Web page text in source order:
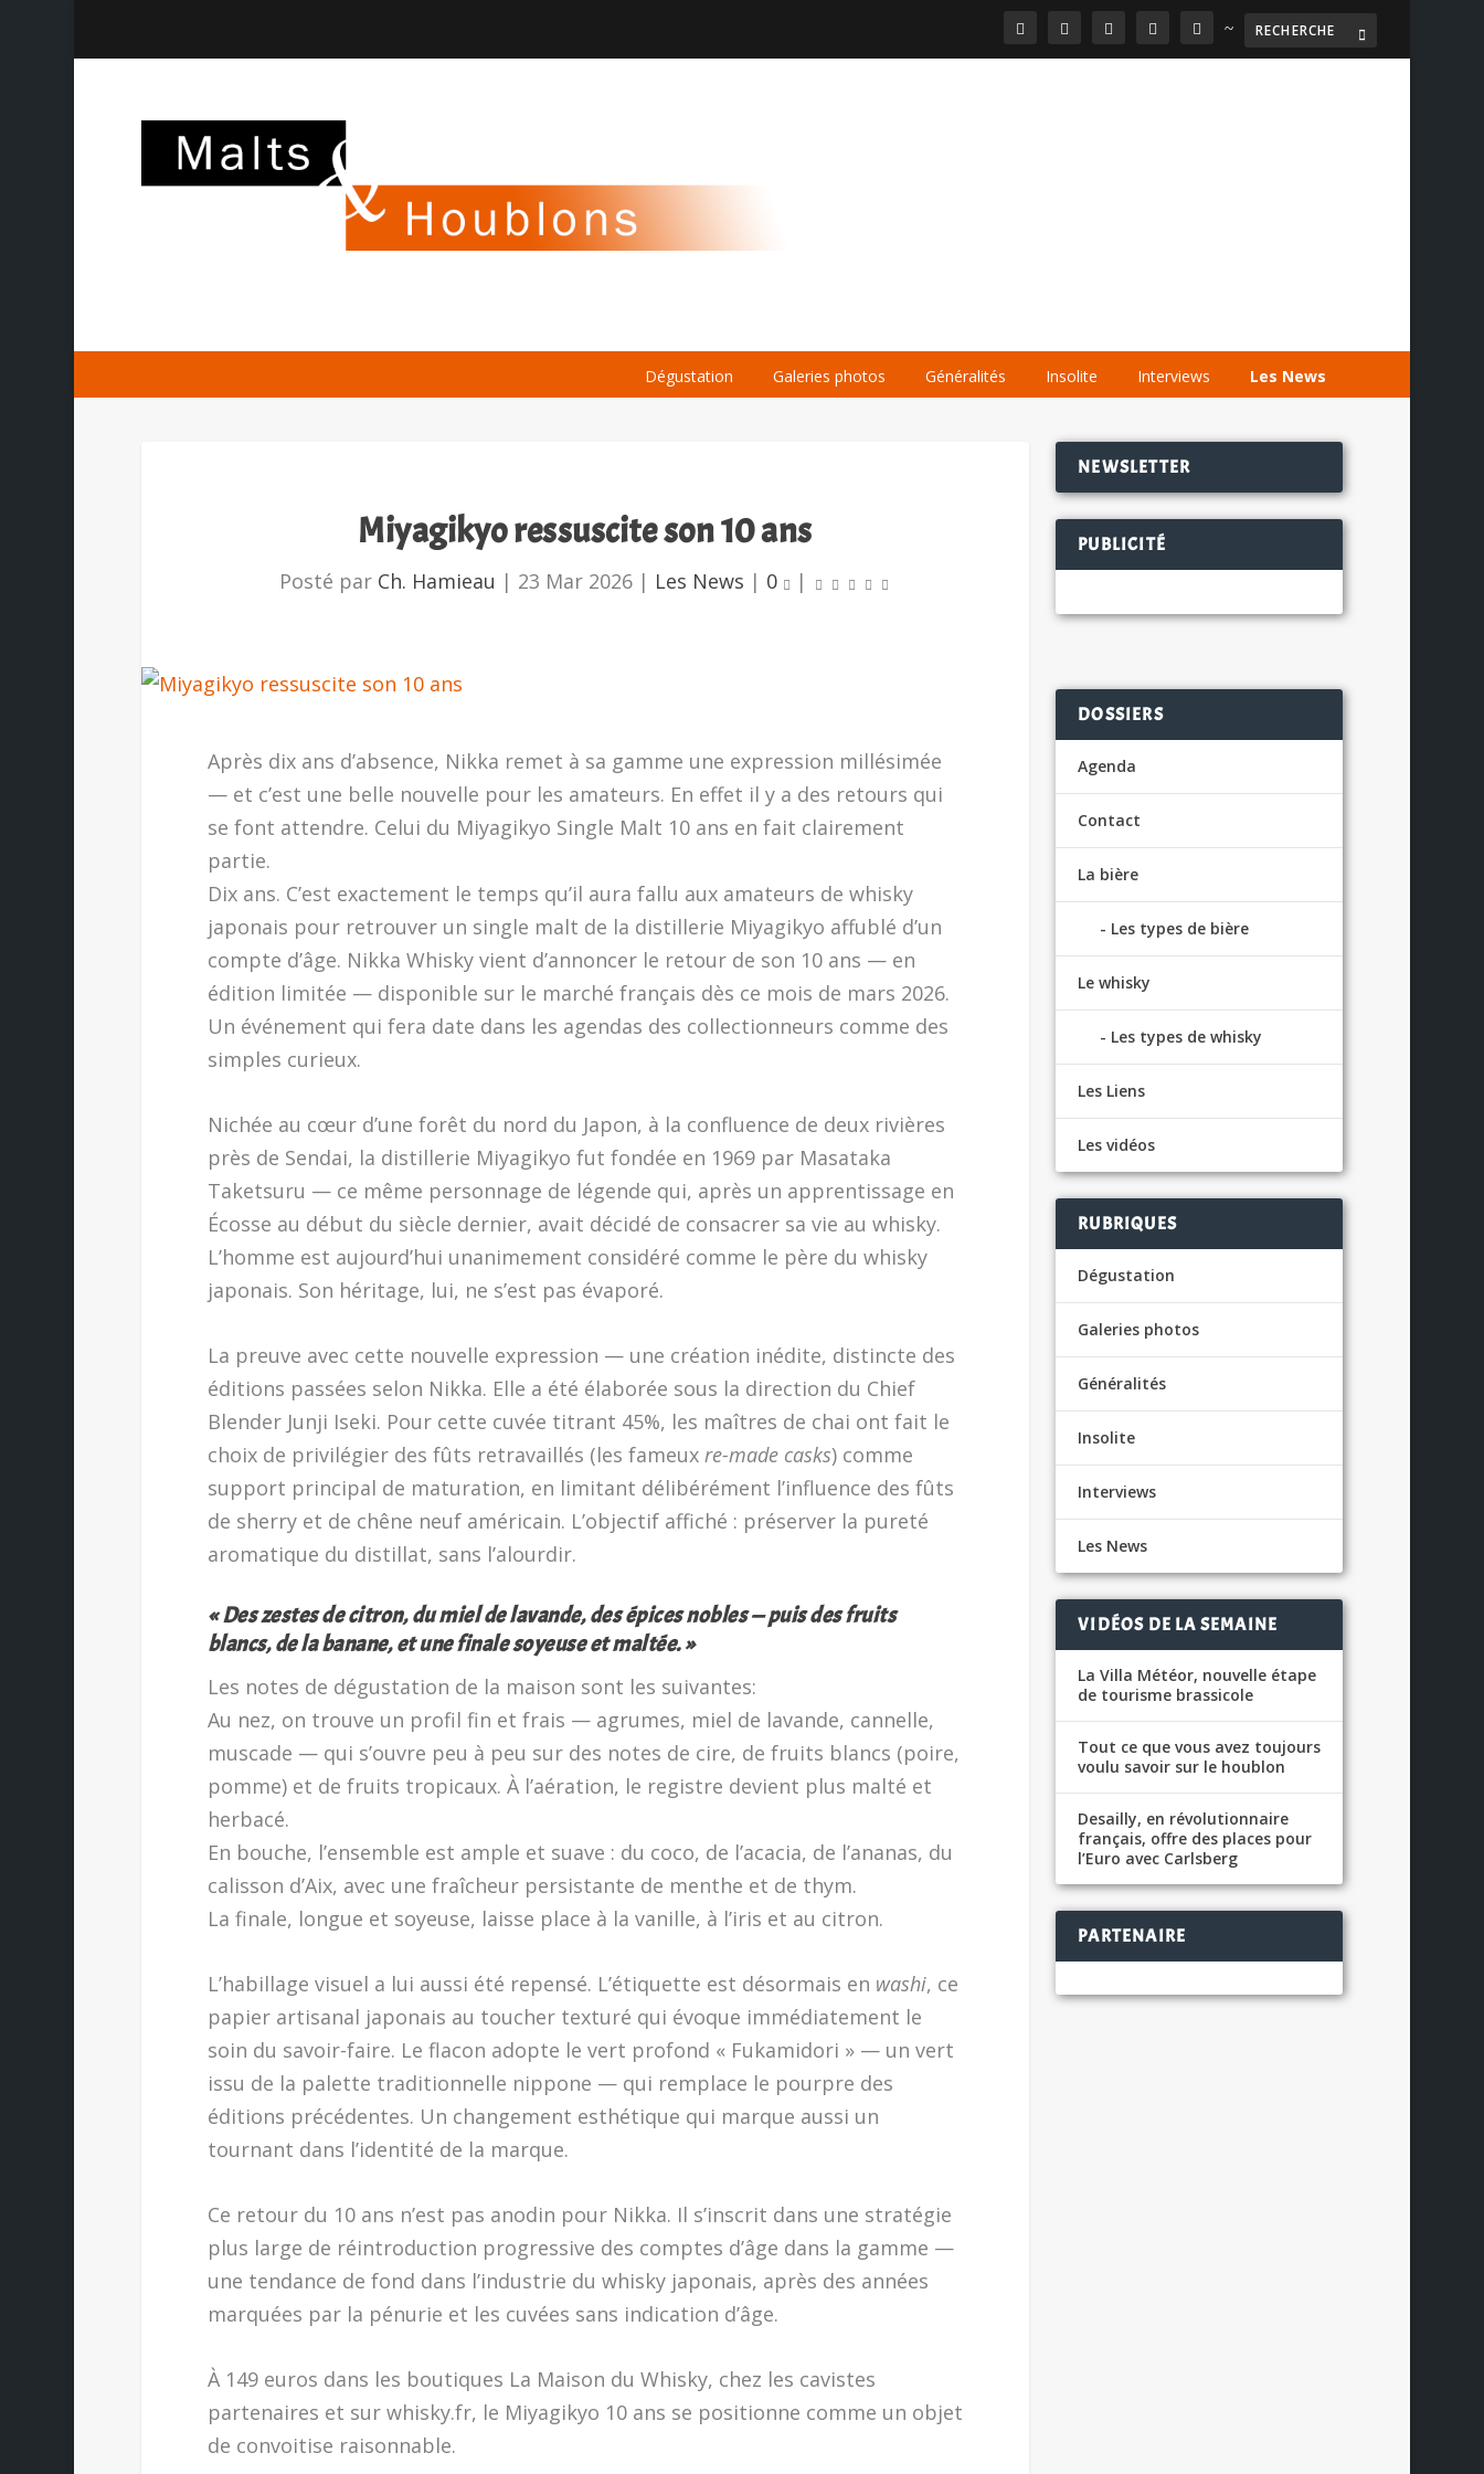
~
Dégustation Galeries photos Généralités Insolite Interviews Les News
Miyagikyo ressuscite son 10 ans
Posté par Ch. Hamieau | 23 Mar 2026 | Les News | 0 |
Après dix ans d’absence, Nikka remet à sa gamme une expression millésimée
— et c’est une belle nouvelle pour les amateurs. En effet il y a des retours qui
se font attendre. Celui du Miyagikyo Single Malt 10 ans en fait clairement
partie.
Dix ans. C’est exactement le temps qu’il aura fallu aux amateurs de whisky
japonais pour retrouver un single malt de la distillerie Miyagikyo affublé d’un
compte d’âge. Nikka Whisky vient d’annoncer le retour de son 10 ans — en
édition limitée — disponible sur le marché français dès ce mois de mars 2026.
Un événement qui fera date dans les agendas des collectionneurs comme des
simples curieux.
Nichée au cœur d’une forêt du nord du Japon, à la confluence de deux rivières
près de Sendai, la distillerie Miyagikyo fut fondée en 1969 par Masataka
Taketsuru — ce même personnage de légende qui, après un apprentissage en
Écosse au début du siècle dernier, avait décidé de consacrer sa vie au whisky.
L’homme est aujourd’hui unanimement considéré comme le père du whisky
japonais. Son héritage, lui, ne s’est pas évaporé.
La preuve avec cette nouvelle expression — une création inédite, distincte des
éditions passées selon Nikka. Elle a été élaborée sous la direction du Chief
Blender Junji Iseki. Pour cette cuvée titrant 45%, les maîtres de chai ont fait le
choix de privilégier des fûts retravaillés (les fameux re-made casks) comme
support principal de maturation, en limitant délibérément l’influence des fûts
de sherry et de chêne neuf américain. L’objectif affiché : préserver la pureté
aromatique du distillat, sans l’alourdir.
« Des zestes de citron, du miel de lavande, des épices nobles — puis des fruits
blancs, de la banane, et une finale soyeuse et maltée. »
Les notes de dégustation de la maison sont les suivantes:
Au nez, on trouve un profil fin et frais — agrumes, miel de lavande, cannelle,
muscade — qui s’ouvre peu à peu sur des notes de cire, de fruits blancs (poire,
pomme) et de fruits tropicaux. À l’aération, le registre devient plus malté et
herbacé.
En bouche, l’ensemble est ample et suave : du coco, de l’acacia, de l’ananas, du
calisson d’Aix, avec une fraîcheur persistante de menthe et de thym.
La finale, longue et soyeuse, laisse place à la vanille, à l’iris et au citron.
L’habillage visuel a lui aussi été repensé. L’étiquette est désormais en washi, ce
papier artisanal japonais au toucher texturé qui évoque immédiatement le
soin du savoir-faire. Le flacon adopte le vert profond « Fukamidori » — un vert
issu de la palette traditionnelle nippone — qui remplace le pourpre des
éditions précédentes. Un changement esthétique qui marque aussi un
tournant dans l’identité de la marque.
Ce retour du 10 ans n’est pas anodin pour Nikka. Il s’inscrit dans une stratégie
plus large de réintroduction progressive des comptes d’âge dans la gamme —
une tendance de fond dans l’industrie du whisky japonais, après des années
marquées par la pénurie et les cuvées sans indication d’âge.
À 149 euros dans les boutiques La Maison du Whisky, chez les cavistes
partenaires et sur whisky.fr, le Miyagikyo 10 ans se positionne comme un objet
de convoitise raisonnable.
NEWSLETTER
PUBLICITÉ
DOSSIERS
Agenda
Contact
La bière
Les types de bière
Le whisky
Les types de whisky
Les Liens
Les vidéos
RUBRIQUES
Dégustation
Galeries photos
Généralités
Insolite
Interviews
Les News
VIDÉOS DE LA SEMAINE
La Villa Météor, nouvelle étape
de tourisme brassicole
Tout ce que vous avez toujours
voulu savoir sur le houblon
Desailly, en révolutionnaire
français, offre des places pour
l’Euro avec Carlsberg
PARTENAIRE